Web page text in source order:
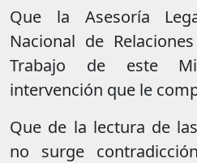
Que la Asesoría
Nacional de
Trabajo de este
intervención que le
Que de la lectura de
no surge